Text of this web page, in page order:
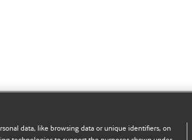
data, like browsing data or unique identifiers, on